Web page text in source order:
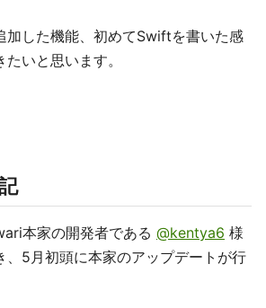
加した機能、初めてSwiftを書いた感
いと思います。
本家の開発者である @kentya6 様
、5月初頭に本家のアップデートが行